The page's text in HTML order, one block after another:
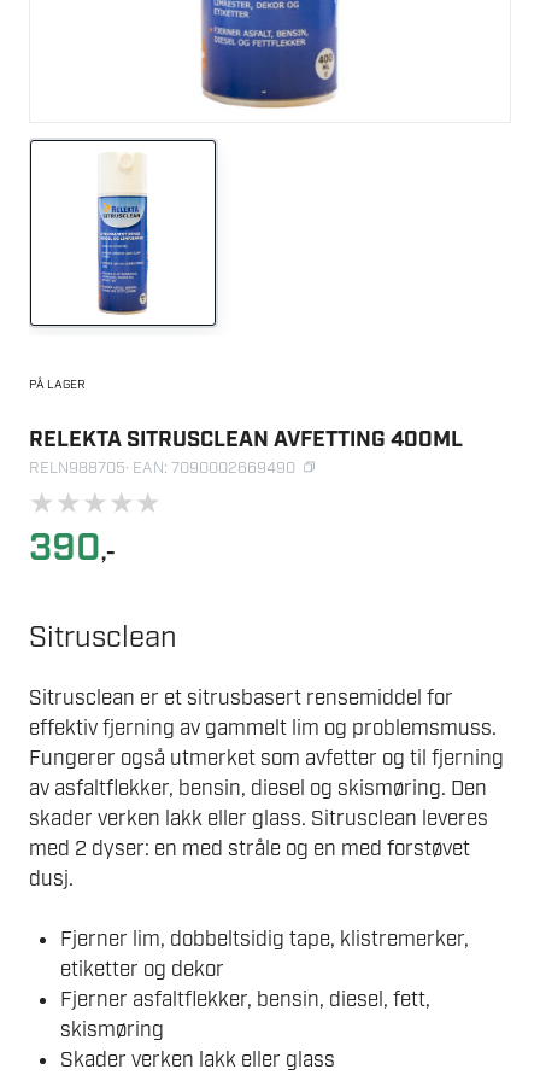
PÅ LAGER
RELEKTA SITRUSCLEAN AVFETTING 400ML
RELN988705· EAN: 7090002669490
★★★★★
390,-
Sitrusclean
Sitrusclean er et sitrusbasert rensemiddel for
effektiv fjerning av gammelt lim og problemsmuss.
Fungerer også utmerket som avfetter og til fjerning
av asfaltflekker, bensin, diesel og skismøring. Den
skader verken lakk eller glass. Sitrusclean leveres
med 2 dyser: en med stråle og en med forstøvet
dusj.
Fjerner lim, dobbeltsidig tape, klistremerker,
etiketter og dekor
Fjerner asfaltflekker, bensin, diesel, fett,
skismøring
Skader verken lakk eller glass